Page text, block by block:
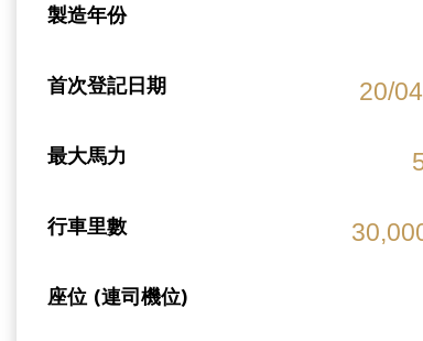
製造年份
首次登記日期 20/
最大馬力
行車里數
座位 (連司機位)